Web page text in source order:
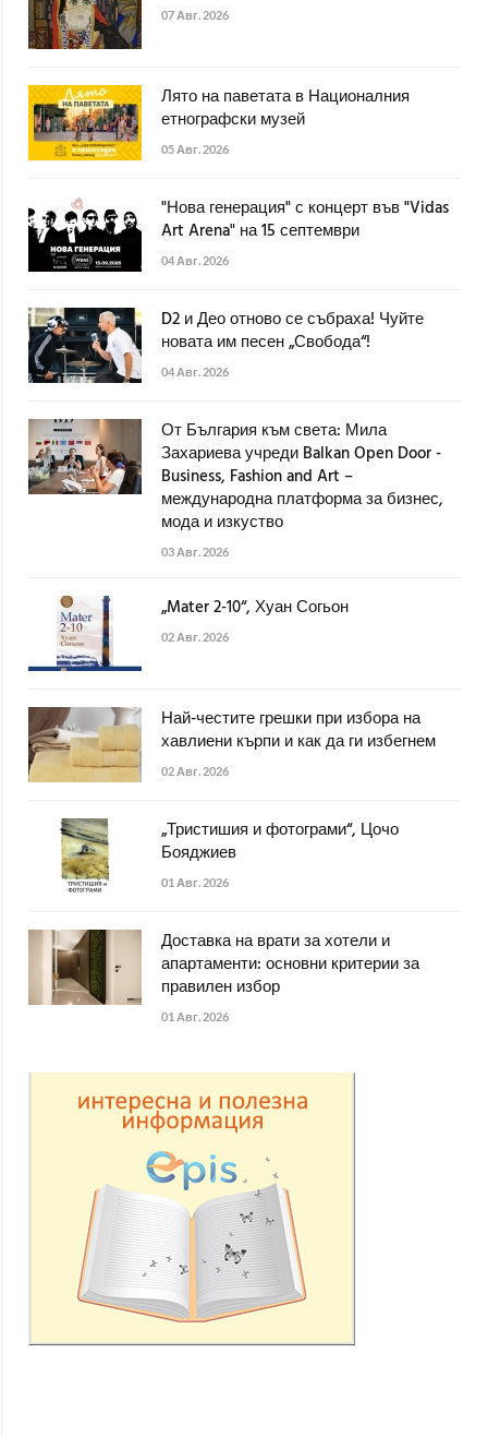
07 Авг. 2026
Лято на паветата в Националния
етнографски музей
05 Авг. 2026
"Нова генерация" с концерт във "Vidas
Art Arena" на 15 септември
04 Авг. 2026
D2 и Део отново се събраха! Чуйте
новата им песен „Свобода“!
04 Авг. 2026
От България към света: Мила
Захариева учреди Balkan Open Door -
Business, Fashion and Art –
международна платформа за бизнес,
мода и изкуство
03 Авг. 2026
„Mater 2-10“, Хуан Согьон
02 Авг. 2026
Най-честите грешки при избора на
хавлиени кърпи и как да ги избегнем
02 Авг. 2026
„Тристишия и фотограми“, Цочо
Бояджиев
01 Авг. 2026
Доставка на врати за хотели и
апартаменти: основни критерии за
правилен избор
01 Авг. 2026